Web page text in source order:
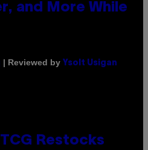
and More While
| Reviewed by Ysolt Usigan
Restocks